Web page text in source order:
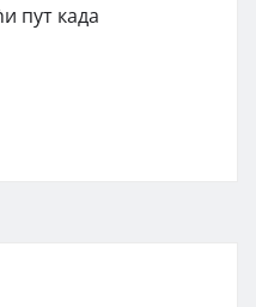
пут када